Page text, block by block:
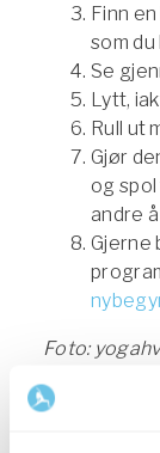
Finn
som du
Se
Lytt,
Rull ut
Gjør
og
andre
Gjerne
Foto: